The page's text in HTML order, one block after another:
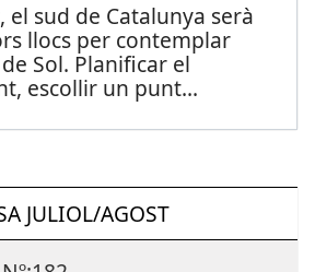
el sud de Catalunya serà
llocs per contemplar
Sol. Planificar el
escollir un punt...
JULIOL/AGOST